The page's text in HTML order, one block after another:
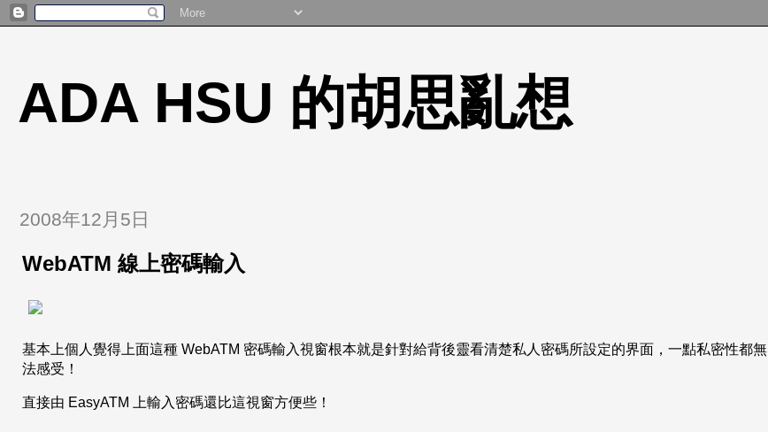
ADA HSU 的胡思亂想
2008年12月5日
WebATM 線上密碼輸入
基本上個人覺得上面這種 WebATM 密碼輸入視窗根本就是針對給背後靈看清楚私人密碼所設定的界面，一點私密性都無
法感受！
直接由 EasyATM 上輸入密碼還比這視窗方便些！